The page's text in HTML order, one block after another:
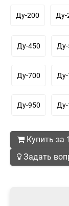
Ду-200 Ду-
Ду-450
Ду-700
Ду-950
Купить за
Задать